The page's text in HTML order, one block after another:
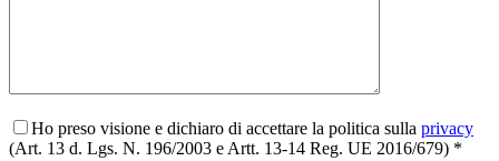
Ho preso visione e dichiaro di accettare la politica sulla privacy
(Art. 13 d. Lgs. N. 196/2003 e Artt. 13-14 Reg. UE 2016/679) *